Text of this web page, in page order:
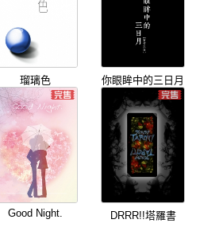
瑠璃色 你眼眸中的三日月
Good Night. DRRR!!塔羅書